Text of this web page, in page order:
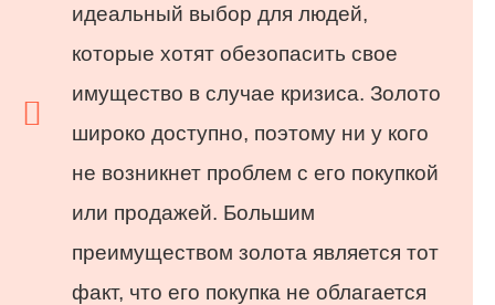
идеальный выбор для людей,
которые хотят обезопасить свое
имущество в случае кризиса. Золото
широко доступно, поэтому ни у кого
не возникнет проблем с его покупкой
или продажей. Большим
преимуществом золота является тот
факт, что его покупка не облагается